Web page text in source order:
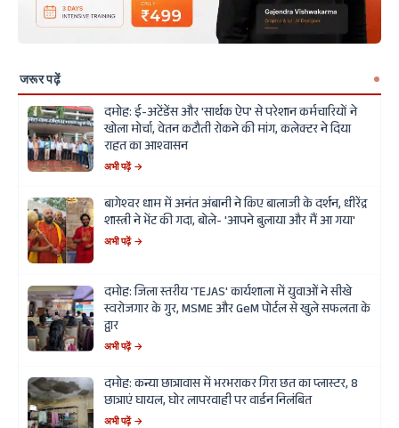
जरूर पढ़ें
दमोह: ई-अटेंडेंस और 'सार्थक ऐप' से परेशान कर्मचारियों ने
खोला मोर्चा, वेतन कटौती रोकने की मांग, कलेक्टर ने दिया
राहत का आश्वासन
अभी पढ़ें →
बागेश्वर धाम में अनंत अंबानी ने किए बालाजी के दर्शन, धीरेंद्र
शास्त्री ने भेंट की गदा, बोले- 'आपने बुलाया और मैं आ गया'
अभी पढ़ें →
दमोह: जिला स्तरीय 'TEJAS' कार्यशाला में युवाओं ने सीखे
स्वरोजगार के गुर, MSME और GeM पोर्टल से खुले सफलता के
द्वार
अभी पढ़ें →
दमोह: कन्या छात्रावास में भरभराकर गिरा छत का प्लास्टर, 8
छात्राएं घायल, घोर लापरवाही पर वार्डन निलंबित
अभी पढ़ें →